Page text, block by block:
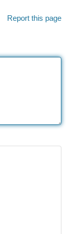
Report this page